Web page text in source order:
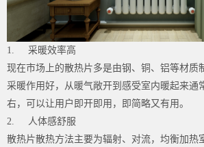
1. 采暖效率高
现在市场上的散热片多是由钢、铜、铝等材质
采暖作用好，从暖气敞开到感受室内暖起来通
右，可以让用户即开即用，即简略又有用。
2. 人体感舒服
散热片散热方法主要为辐射、对流，均衡加热